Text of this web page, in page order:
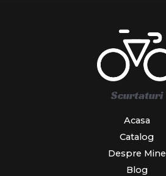
Scurtaturi
Acasa
Catalog
Despre Mine
Blog